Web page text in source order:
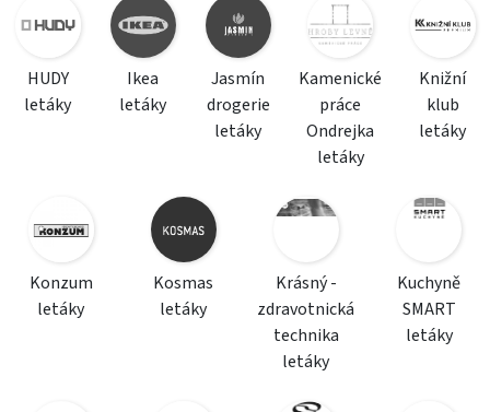
HUDY
letáky
Ikea
letáky
Jasmín
drogerie
letáky
Kamenické
práce
Ondrejka
letáky
Knižní
klub
letáky
Konzum
letáky
Kosmas
letáky
Krásný -
zdravotnická
technika
letáky
Kuchyně
SMART
letáky